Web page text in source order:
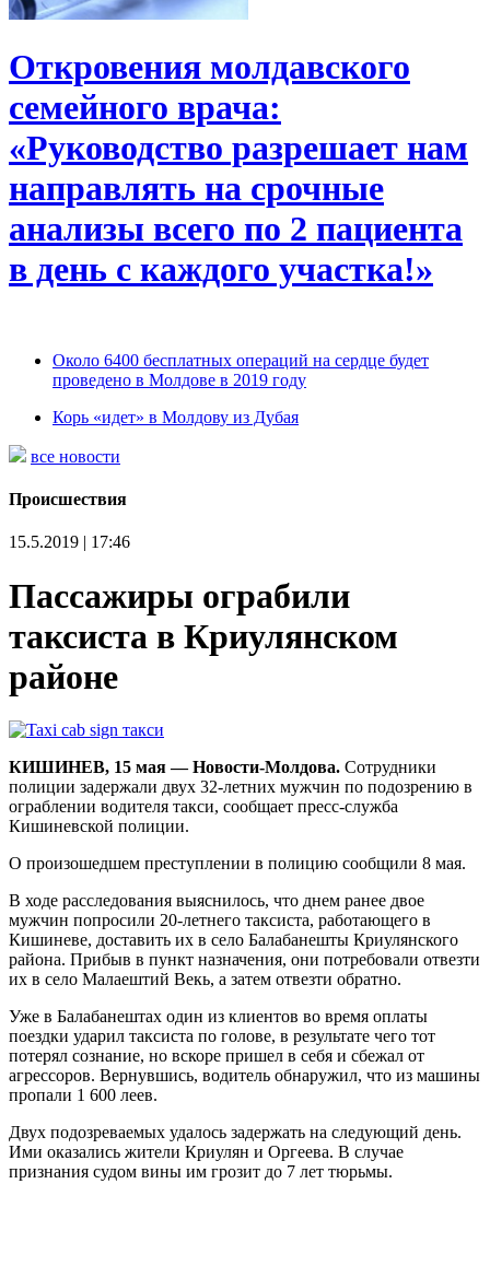
Откровения молдавского
семейного врача:
«Руководство разрешает нам
направлять на срочные
анализы всего по 2 пациента
в день с каждого участка!»
Около 6400 бесплатных операций на сердце будет
проведено в Молдове в 2019 году
Корь «идет» в Молдову из Дубая
все новости
Происшествия
15.5.2019 | 17:46
Пассажиры ограбили
таксиста в Криулянском
районе
КИШИНЕВ, 15 мая — Новости-Молдова. Сотрудники
полиции задержали двух 32-летних мужчин по подозрению в
ограблении водителя такси, сообщает пресс-служба
Кишиневской полиции.
О произошедшем преступлении в полицию сообщили 8 мая.
В ходе расследования выяснилось, что днем ранее двое
мужчин попросили 20-летнего таксиста, работающего в
Кишиневе, доставить их в село Балабанешты Криулянского
района. Прибыв в пункт назначения, они потребовали отвезти
их в село Малаештий Векь, а затем отвезти обратно.
Уже в Балабанештах один из клиентов во время оплаты
поездки ударил таксиста по голове, в результате чего тот
потерял сознание, но вскоре пришел в себя и сбежал от
агрессоров. Вернувшись, водитель обнаружил, что из машины
пропали 1 600 леев.
Двух подозреваемых удалось задержать на следующий день.
Ими оказались жители Криулян и Оргеева. В случае
признания судом вины им грозит до 7 лет тюрьмы.